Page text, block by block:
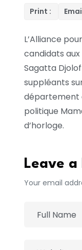
Print :
L’Alliance
candidats
Sagatta
suppléants
département
politique
d’horloge.
Leave a
Your email